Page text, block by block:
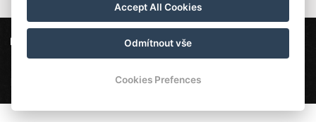
Horní Albeřice 13, 542 26 Horní Maršov
Accept All Cookies
Odmítnout vše
Cookies Prefences